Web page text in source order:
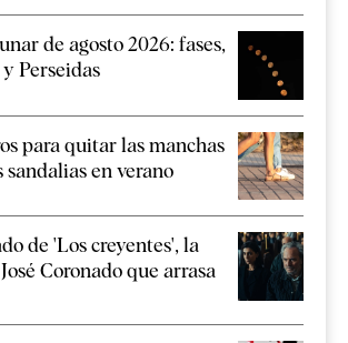
de agosto 2026: fases,
Perseidas
para quitar las manchas
sandalias en verano
de 'Los creyentes', la
Coronado que arrasa